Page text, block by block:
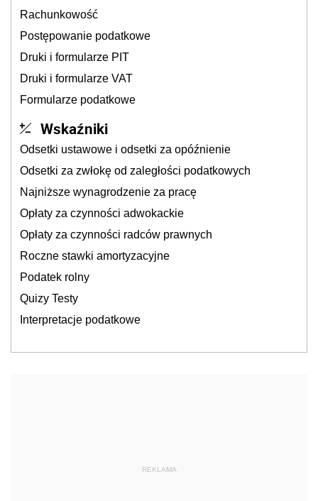
Rachunkowość
Postępowanie podatkowe
Druki i formularze PIT
Druki i formularze VAT
Formularze podatkowe
Wskaźniki
Odsetki ustawowe i odsetki za opóźnienie
Odsetki za zwłokę od zaległości podatkowych
Najniższe wynagrodzenie za pracę
Opłaty za czynności adwokackie
Opłaty za czynności radców prawnych
Roczne stawki amortyzacyjne
Podatek rolny
Quizy Testy
Interpretacje podatkowe
REKLAMA